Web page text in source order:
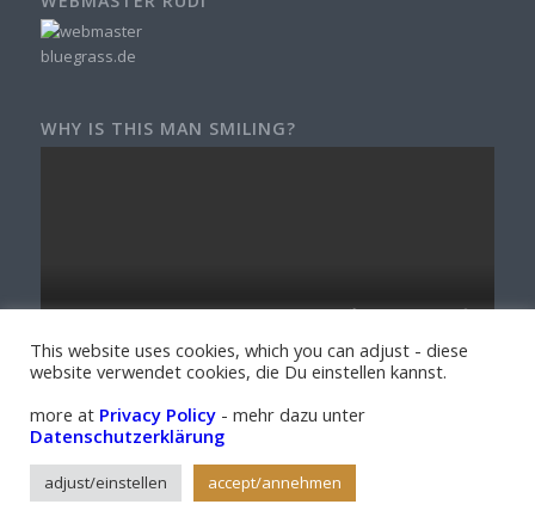
WHY IS THIS MAN SMILING?
© Copyright - Bluegrass Connective
This website uses cookies, which you can adjust - diese
website verwendet cookies, die Du einstellen kannst.
more at Privacy Policy - mehr dazu unter
Datenschutzerklärung
adjust/einstellen accept/annehmen